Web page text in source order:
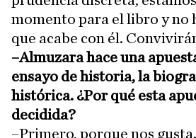
momento para el libro y no
que acabe con él.
–Almuzara hace una
ensayo de historia, la
histórica. ¿Por qué esta
decidida?
–Primero, porque nos